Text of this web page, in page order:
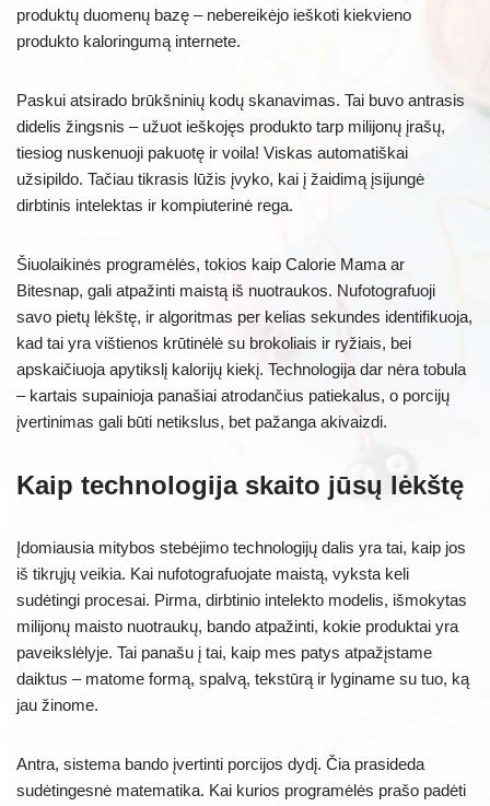
produktų duomenų bazę – nebereikėjo ieškoti kiekvieno
produkto kaloringumą internete.
Paskui atsirado brūkšninių kodų skanavimas. Tai buvo antrasis
didelis žingsnis – užuot ieškojęs produkto tarp milijonų įrašų,
tiesiog nuskenuoji pakuotę ir voila! Viskas automatiškai
užsipildo. Tačiau tikrasis lūžis įvyko, kai į žaidimą įsijungė
dirbtinis intelektas ir kompiuterinė rega.
Šiuolaikinės programėlės, tokios kaip Calorie Mama ar
Bitesnap, gali atpažinti maistą iš nuotraukos. Nufotografuoji
savo pietų lėkštę, ir algoritmas per kelias sekundes identifikuoja,
kad tai yra vištienos krūtinėlė su brokoliais ir ryžiais, bei
apskaičiuoja apytikslį kalorijų kiekį. Technologija dar nėra tobula
– kartais supainioja panašiai atrodančius patiekalus, o porcijų
įvertinimas gali būti netikslus, bet pažanga akivaizdi.
Kaip technologija skaito jūsų lėkštę
Įdomiausia mitybos stebėjimo technologijų dalis yra tai, kaip jos
iš tikrųjų veikia. Kai nufotografuojate maistą, vyksta keli
sudėtingi procesai. Pirma, dirbtinio intelekto modelis, išmokytas
milijonų maisto nuotraukų, bando atpažinti, kokie produktai yra
paveikslėlyje. Tai panašu į tai, kaip mes patys atpažįstame
daiktus – matome formą, spalvą, tekstūrą ir lyginame su tuo, ką
jau žinome.
Antra, sistema bando įvertinti porcijos dydį. Čia prasideda
sudėtingesnė matematika. Kai kurios programėlės prašo padėti